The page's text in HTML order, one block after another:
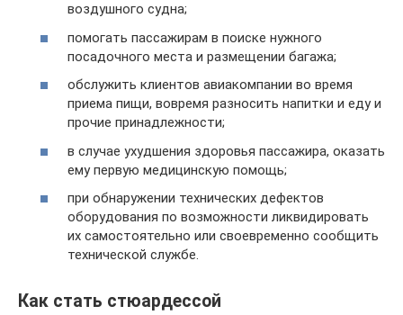
воздушного судна;
помогать пассажирам в поиске нужного
посадочного места и размещении багажа;
обслужить клиентов авиакомпании во время
приема пищи, вовремя разносить напитки и еду и
прочие принадлежности;
в случае ухудшения здоровья пассажира, оказать
ему первую медицинскую помощь;
при обнаружении технических дефектов
оборудования по возможности ликвидировать
их самостоятельно или своевременно сообщить
технической службе.
Как стать стюардессой